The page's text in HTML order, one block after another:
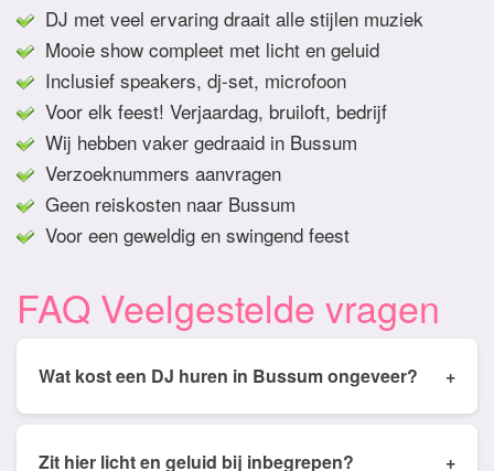
DJ met veel ervaring draait alle stijlen muziek
Mooie show compleet met licht en geluid
Inclusief speakers, dj-set, microfoon
Voor elk feest! Verjaardag, bruiloft, bedrijf
Wij hebben vaker gedraaid in Bussum
Verzoeknummers aanvragen
Geen reiskosten naar Bussum
Voor een geweldig en swingend feest
FAQ Veelgestelde vragen
Wat kost een DJ huren in Bussum ongeveer? +
gemiddeld tussen de € 350,- en € 950,- Prijs is
Zit hier licht en geluid bij inbegrepen? +